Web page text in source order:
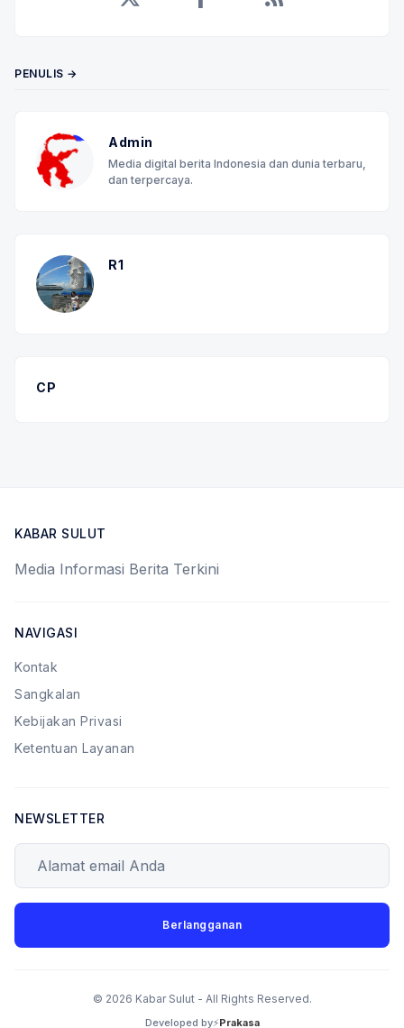
PENULIS →
Admin
Media digital berita Indonesia dan dunia terbaru,
dan terpercaya.
R1
CP
KABAR SULUT
Media Informasi Berita Terkini
NAVIGASI
Kontak
Sangkalan
Kebijakan Privasi
Ketentuan Layanan
NEWSLETTER
Alamat email Anda
Berlangganan
© 2026 Kabar Sulut - All Rights Reserved.
Developed by⚡Prakasa